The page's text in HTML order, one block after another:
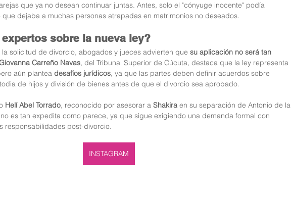
que ya no desean continuar juntas. Antes, solo el "cónyuge inocente" podía
dejaba a muchas personas atrapadas en matrimonios no deseados.
sobre la nueva ley?
la solicitud de divorcio, abogados y jueces advierten que su aplicación no será tan
Carreño Navas, del Tribunal Superior de Cúcuta, destaca que la ley representa
aún plantea desafíos jurídicos, ya que las partes deben definir acuerdos sobre
de hijos y división de bienes antes de que el divorcio sea aprobado.
Helí Abel Torrado, reconocido por asesorar a Shakira en su separación de Antonio de la
es tan expedita como parece, ya que sigue exigiendo una demanda formal con
responsabilidades post-divorcio.
INSTAGRAM